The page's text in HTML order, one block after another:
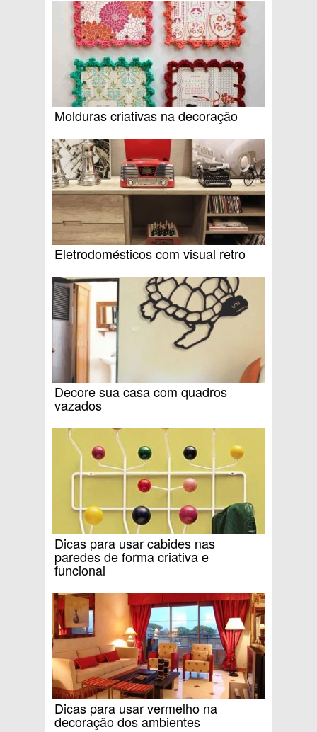
Molduras criativas na decoração
Eletrodomésticos com visual retro
Decore sua casa com quadros
vazados
Dicas para usar cabides nas
paredes de forma criativa e
funcional
Dicas para usar vermelho na
decoração dos ambientes